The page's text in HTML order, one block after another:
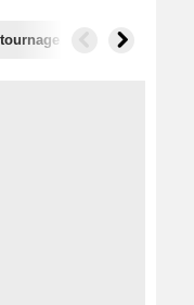
Films similaires